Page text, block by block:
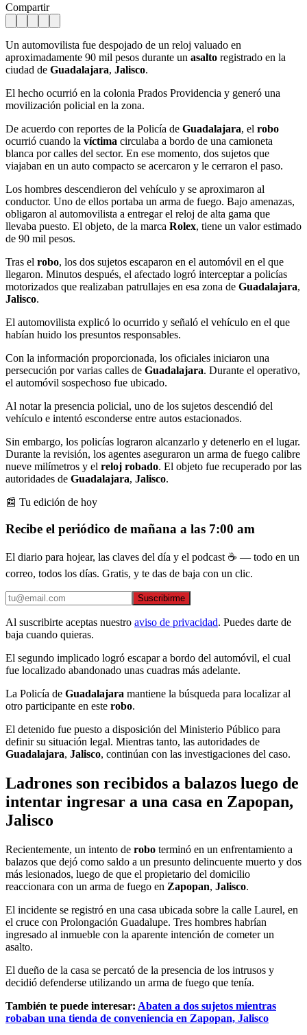
Compartir
Un automovilista fue despojado de un reloj valuado en
aproximadamente 90 mil pesos durante un asalto registrado en la
ciudad de Guadalajara, Jalisco.
El hecho ocurrió en la colonia Prados Providencia y generó una
movilización policial en la zona.
De acuerdo con reportes de la Policía de Guadalajara, el robo
ocurrió cuando la víctima circulaba a bordo de una camioneta
blanca por calles del sector. En ese momento, dos sujetos que
viajaban en un auto compacto se acercaron y le cerraron el paso.
Los hombres descendieron del vehículo y se aproximaron al
conductor. Uno de ellos portaba un arma de fuego. Bajo amenazas,
obligaron al automovilista a entregar el reloj de alta gama que
llevaba puesto. El objeto, de la marca Rolex, tiene un valor estimado
de 90 mil pesos.
Tras el robo, los dos sujetos escaparon en el automóvil en el que
llegaron. Minutos después, el afectado logró interceptar a policías
motorizados que realizaban patrullajes en esa zona de Guadalajara,
Jalisco.
El automovilista explicó lo ocurrido y señaló el vehículo en el que
habían huido los presuntos responsables.
Con la información proporcionada, los oficiales iniciaron una
persecución por varias calles de Guadalajara. Durante el operativo,
el automóvil sospechoso fue ubicado.
Al notar la presencia policial, uno de los sujetos descendió del
vehículo e intentó esconderse entre autos estacionados.
Sin embargo, los policías lograron alcanzarlo y detenerlo en el lugar.
Durante la revisión, los agentes aseguraron un arma de fuego calibre
nueve milímetros y el reloj robado. El objeto fue recuperado por las
autoridades de Guadalajara, Jalisco.
📰 Tu edición de hoy
Recibe el periódico de mañana a las 7:00 am
El diario para hojear, las claves del día y el podcast ☕ — todo en un
correo, todos los días. Gratis, y te das de baja con un clic.
Suscribirme
Al suscribirte aceptas nuestro aviso de privacidad. Puedes darte de
baja cuando quieras.
El segundo implicado logró escapar a bordo del automóvil, el cual
fue localizado abandonado unas cuadras más adelante.
La Policía de Guadalajara mantiene la búsqueda para localizar al
otro participante en este robo.
El detenido fue puesto a disposición del Ministerio Público para
definir su situación legal. Mientras tanto, las autoridades de
Guadalajara, Jalisco, continúan con las investigaciones del caso.
Ladrones son recibidos a balazos luego de
intentar ingresar a una casa en Zapopan,
Jalisco
Recientemente, un intento de robo terminó en un enfrentamiento a
balazos que dejó como saldo a un presunto delincuente muerto y dos
más lesionados, luego de que el propietario del domicilio
reaccionara con un arma de fuego en Zapopan, Jalisco.
El incidente se registró en una casa ubicada sobre la calle Laurel, en
el cruce con Prolongación Guadalupe. Tres hombres habrían
ingresado al inmueble con la aparente intención de cometer un
asalto.
El dueño de la casa se percató de la presencia de los intrusos y
decidió defenderse utilizando un arma de fuego que tenía.
También te puede interesar: Abaten a dos sujetos mientras
robaban una tienda de conveniencia en Zapopan, Jalisco